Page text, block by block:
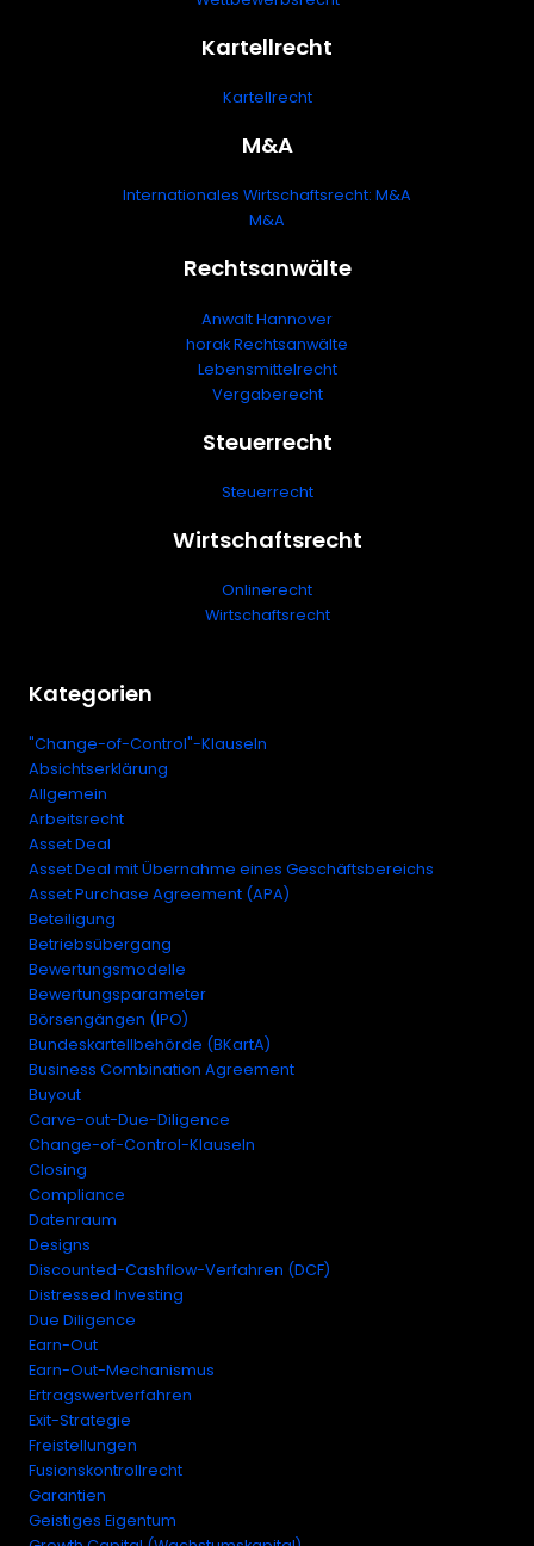
Kartellrecht
Kartellrecht
M&A
Internationales Wirtschaftsrecht: M&A
M&A
Rechtsanwälte
Anwalt Hannover
horak Rechtsanwälte
Lebensmittelrecht
Vergaberecht
Steuerrecht
Steuerrecht
Wirtschaftsrecht
Onlinerecht
Wirtschaftsrecht
Kategorien
"Change-of-Control"-Klauseln
Absichtserklärung
Allgemein
Arbeitsrecht
Asset Deal
Asset Deal mit Übernahme eines Geschäftsbereichs
Asset Purchase Agreement (APA)
Beteiligung
Betriebsübergang
Bewertungsmodelle
Bewertungsparameter
Börsengängen (IPO)
Bundeskartellbehörde (BKartA)
Business Combination Agreement
Buyout
Carve-out-Due-Diligence
Change-of-Control-Klauseln
Closing
Compliance
Datenraum
Designs
Discounted-Cashflow-Verfahren (DCF)
Distressed Investing
Due Diligence
Earn-Out
Earn-Out-Mechanismus
Ertragswertverfahren
Exit-Strategie
Freistellungen
Fusionskontrollrecht
Garantien
Geistiges Eigentum